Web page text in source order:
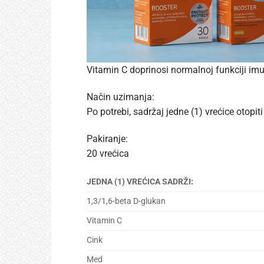
Vitamin C doprinosi normalnoj funkciji
Način uzimanja:
Po potrebi, sadržaj jedne (1) vrećice
Pakiranje:
20 vrećica
JEDNA (1) VREĆICA SADRŽI:
1,3/1,6-beta D-glukan
Vitamin C
Cink
Med